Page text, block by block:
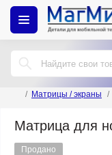
Матрицы / экраны
Матрица для
Продано